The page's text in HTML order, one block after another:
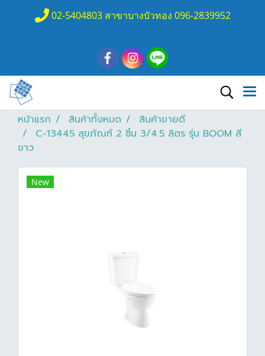
02-5404803 สาขาบางบัวทอง 096-2839952
หน้าแรก สินค้าทั้งหมด
สินค้าขายดี
C-13445 สุขภัณฑ์ 2 ชิ้น 3/4.5 ลิตร รุ่น BOOM สี
ขาว
New